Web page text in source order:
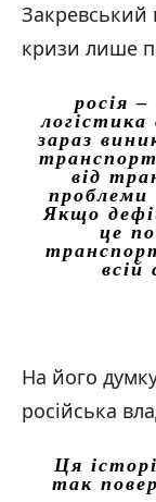
Закревський
кризи лише
росія
логістика
зараз
від
проблеми
Якщо
це
всій
На його
російська
Ця
так